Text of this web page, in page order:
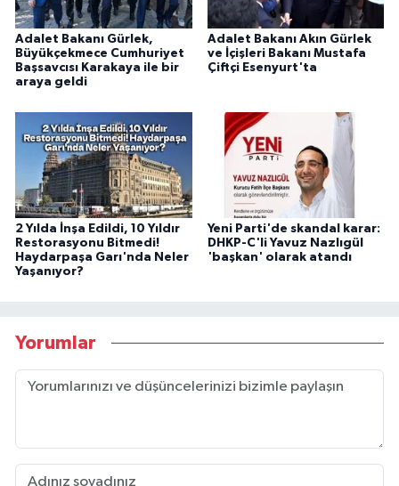
Adalet Bakanı Gürlek,
Büyükçekmece Cumhuriyet
Başsavcısı Karakaya ile bir
araya geldi
Adalet Bakanı Akın Gürlek
ve İçişleri Bakanı Mustafa
Çiftçi Esenyurt'ta
2 Yılda İnşa Edildi, 10 Yıldır
Restorasyonu Bitmedi!
Haydarpaşa Garı'nda Neler
Yaşanıyor?
Yeni Parti'de skandal karar:
DHKP-C'li Yavuz Nazlıgül
'başkan' olarak atandı
Yorumlar